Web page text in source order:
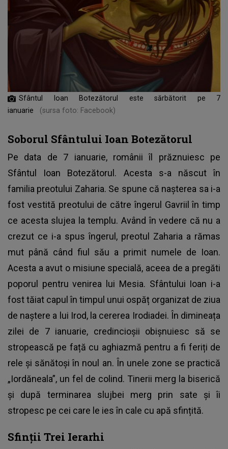
Sfântul Ioan Botezătorul este sărbătorit pe 7
ianuarie
(sursa foto: Facebook)
Soborul Sfântului Ioan Botezătorul
Pe data de 7 ianuarie, românii îl prăznuiesc pe
Sfântul Ioan Botezătorul. Acesta s-a născut în
familia preotului Zaharia. Se spune că nașterea sa i-a
fost vestită preotului de către îngerul Gavriil în timp
ce acesta slujea la templu. Având în vedere că nu a
crezut ce i-a spus îngerul, preotul Zaharia a rămas
mut până când fiul său a primit numele de Ioan.
Acesta a avut o misiune specială, aceea de a pregăti
poporul pentru venirea lui Mesia. Sfântului Ioan i-a
fost tăiat capul în timpul unui ospăț organizat de ziua
de naștere a lui Irod, la cererea Irodiadei. În dimineața
zilei de 7 ianuarie, credincioșii obișnuiesc să se
stropească pe față cu aghiazmă pentru a fi feriți de
rele și sănătoși în noul an. În unele zone se practică
„Iordăneala”, un fel de colind. Tinerii merg la biserică
și după terminarea slujbei merg prin sate și îi
stropesc pe cei care le ies în cale cu apă sfințită.
Sfinții Trei Ierarhi